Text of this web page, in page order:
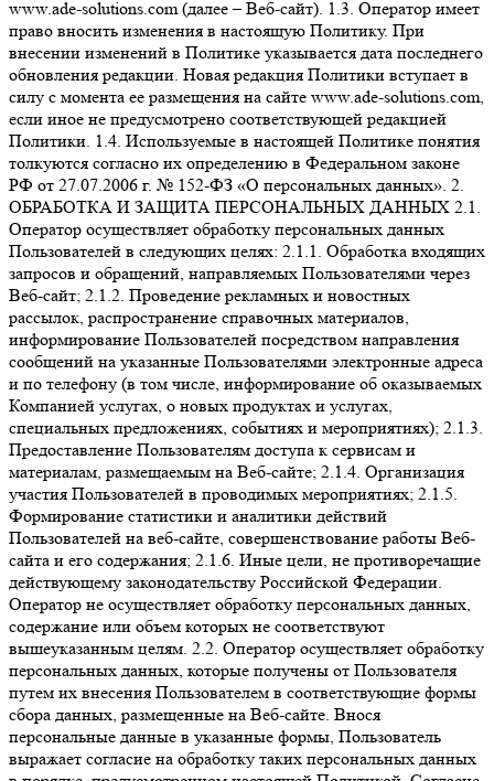
www.ade-solutions.com (далее – Веб-сайт). 1.3. Оператор имеет
право вносить изменения в настоящую Политику. При
внесении изменений в Политике указывается дата последнего
обновления редакции. Новая редакция Политики вступает в
силу с момента ее размещения на сайте www.ade-solutions.com,
если иное не предусмотрено соответствующей редакцией
Политики. 1.4. Используемые в настоящей Политике понятия
толкуются согласно их определению в Федеральном законе
РФ от 27.07.2006 г. № 152-ФЗ «О персональных данных». 2.
ОБРАБОТКА И ЗАЩИТА ПЕРСОНАЛЬНЫХ ДАННЫХ 2.1.
Оператор осуществляет обработку персональных данных
Пользователей в следующих целях: 2.1.1. Обработка входящих
запросов и обращений, направляемых Пользователями через
Веб-сайт; 2.1.2. Проведение рекламных и новостных
рассылок, распространение справочных материалов,
информирование Пользователей посредством направления
сообщений на указанные Пользователями электронные адреса
и по телефону (в том числе, информирование об оказываемых
Компанией услугах, о новых продуктах и услугах,
специальных предложениях, событиях и мероприятиях); 2.1.3.
Предоставление Пользователям доступа к сервисам и
материалам, размещаемым на Веб-сайте; 2.1.4. Организация
участия Пользователей в проводимых мероприятиях; 2.1.5.
Формирование статистики и аналитики действий
Пользователей на веб-сайте, совершенствование работы Веб-
сайта и его содержания; 2.1.6. Иные цели, не противоречащие
действующему законодательству Российской Федерации.
Оператор не осуществляет обработку персональных данных,
содержание или объем которых не соответствуют
вышеуказанным целям. 2.2. Оператор осуществляет обработку
персональных данных, которые получены от Пользователя
путем их внесения Пользователем в соответствующие формы
сбора данных, размещенные на Веб-сайте. Внося
персональные данные в указанные формы, Пользователь
выражает согласие на обработку таких персональных данных